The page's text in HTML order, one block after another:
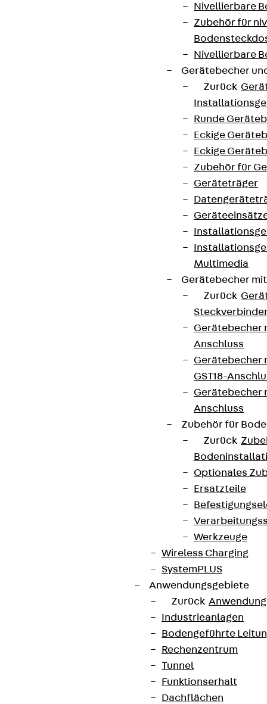
Nivellierbare
Zubehör für
Nivellierbare
Gerätebecher
Zurück
Runde
Eckige
Eckige
Zubehör für
Geräteträger
Multimedia
Gerätebecher
Zurück
Gerätebecher
Anschluss
Gerätebecher
GST18-
Gerätebecher
Anschluss
Zubehör für
Zurück
Optionales
Ersatzteile
Werkzeuge
Wireless Charging
SystemPLUS
Anwendungsgebiete
Zurück
Industrieanlagen
Bodengeführte
Rechenzentrum
Tunnel
Funktionserhalt
Dachflächen